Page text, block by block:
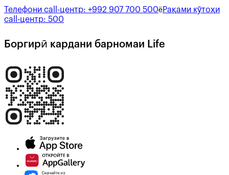
Телефони call-центр: +992 907 700 500ёРақами кӯтоҳи
call-центр: 500
Боргирӣ кардани барномаи Life